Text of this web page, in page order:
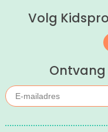
Volg
Ontvang